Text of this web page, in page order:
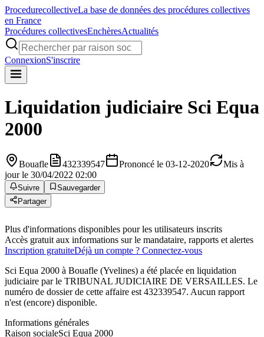
ProcedurecollectiveLa base de données des procédures collectives
en France
Procédures collectivesEnchèresActualités
ConnexionS'inscrire
Liquidation judiciaire Sci Equa
2000
Bouafle 432339547 Prononcé le 03-12-2020
Mis à
jour le 30/04/2022 02:00
Suivre
Sauvegarder
Partager
Plus d'informations disponibles pour les utilisateurs inscrits
Accès gratuit aux informations sur le mandataire, rapports et alertes
Inscription gratuiteDéjà un compte ? Connectez-vous
Sci Equa 2000 à Bouafle (Yvelines) a été placée en liquidation
judiciaire par le TRIBUNAL JUDICIAIRE DE VERSAILLES. Le
numéro de dossier de cette affaire est 432339547. Aucun rapport
n'est (encore) disponible.
Informations générales
Raison socialeSci Equa 2000